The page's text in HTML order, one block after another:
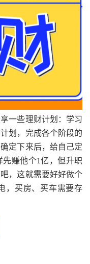
一些理财计划：学习
划，完成各个阶段的
定下来后，给自己定
赚他个1亿，但升职
，这就需要好好做个
，买房、买车需要存